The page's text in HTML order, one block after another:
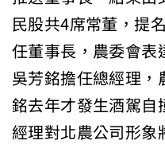
民股共4席常董，提
任董事長，農委會
吳芳銘擔任總經理
銘去年才發生酒駕
經理對北農公司形